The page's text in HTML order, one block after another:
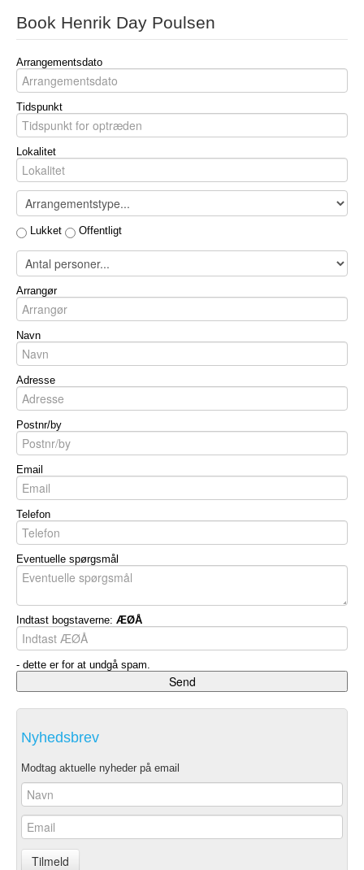
Book Henrik Day Poulsen
Arrangementsdato
Tidspunkt
Lokalitet
Lukket Offentligt
Arrangør
Navn
Adresse
Postnr/by
Email
Telefon
Eventuelle spørgsmål
Indtast bogstaverne: ÆØÅ
- dette er for at undgå spam.
Nyhedsbrev
Modtag aktuelle nyheder på email
Tilmeld